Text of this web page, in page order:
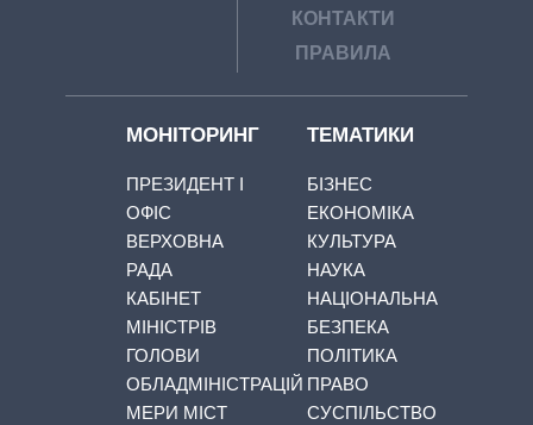
КОНТАКТИ
ПРАВИЛА
МОНІТОРИНГ
ПРЕЗИДЕНТ І
ОФІС
ВЕРХОВНА
РАДА
КАБІНЕТ
МІНІСТРІВ
ГОЛОВИ
ОБЛАДМІНІСТРАЦІЙ
МЕРИ МІСТ
ТЕМАТИКИ
БІЗНЕС
ЕКОНОМІКА
КУЛЬТУРА
НАУКА
НАЦІОНАЛЬНА
БЕЗПЕКА
ПОЛІТИКА
ПРАВО
СУСПІЛЬСТВО